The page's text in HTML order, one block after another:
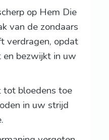
op Hem Die
van de zondaars
verdragen, opdat
bezwijkt in uw
tot bloedens toe
in uw strijd